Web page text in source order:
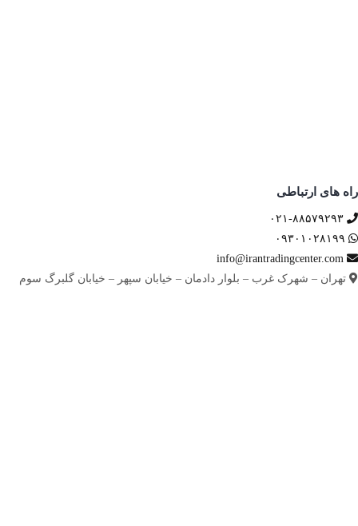
راه های ارتباطی
۰۲۱-۸۸۵۷۹۲۹۳
۰۹۳۰۱۰۲۸۱۹۹
info@irantradingcenter.com
تهران – شهرک غرب – بلوار دادمان – خیابان سپهر – خیابان گلبرگ سوم